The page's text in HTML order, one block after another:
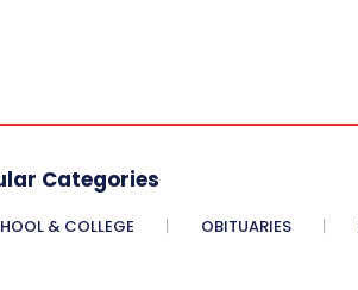
Categories
& COLLEGE OBITUARIES